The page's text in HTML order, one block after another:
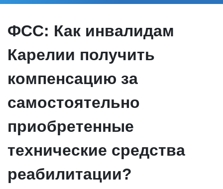
ФСС: Как инвалидам
Карелии получить
компенсацию за
самостоятельно
приобретенные
технические средства
реабилитации?